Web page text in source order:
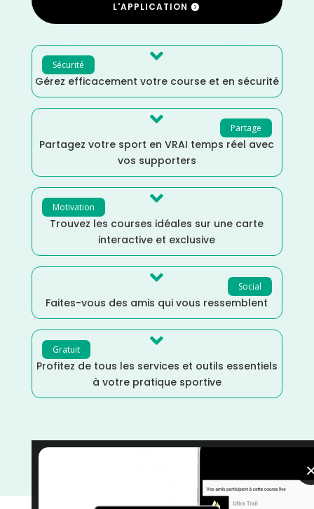
L'APPLICATION
Sécurité 
Gérez efficacement votre course et en sécurité
Partage

Partagez votre sport en VRAI temps réel avec
vos supporters
Motivation 
Trouvez les courses idéales sur une carte
interactive et exclusive
Social

Faites-vous des amis qui vous ressemblent
Gratuit 
Profitez de tous les services et outils essentiels
à votre pratique sportive
Auvergne Rhône Alpes/Ain